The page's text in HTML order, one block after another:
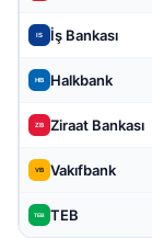
İş Bankası
Halkbank
Ziraat Bankası
Vakıfbank
TEB